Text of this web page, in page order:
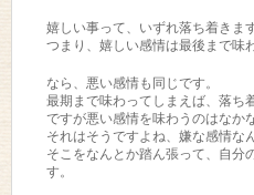
嬉しい事って、いずれ落ち着きま
つまり、嬉しい感情は最後まで味
なら、悪い感情も同じです。
最期まで味わってしまえば、落ち
ですが悪い感情を味わうのはなか
それはそうですよね、嫌な感情な
そこをなんとか踏ん張って、自分
す。